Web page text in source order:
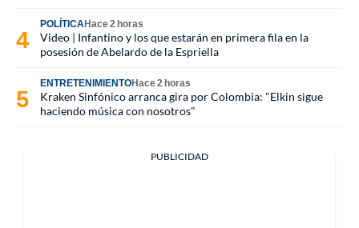
POLÍTICAHace 2 horas
Video | Infantino y los que estarán en primera fila en la
posesión de Abelardo de la Espriella
ENTRETENIMIENTOHace 2 horas
Kraken Sinfónico arranca gira por Colombia: "Elkin sigue
haciendo música con nosotros"
PUBLICIDAD